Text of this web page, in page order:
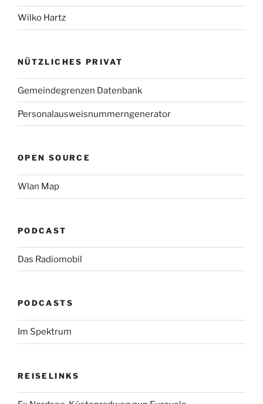
Wilko Hartz
NÜTZLICHES PRIVAT
Gemeindegrenzen Datenbank
Personalausweisnummerngenerator
OPEN SOURCE
Wlan Map
PODCAST
Das Radiomobil
PODCASTS
Im Spektrum
REISELINKS